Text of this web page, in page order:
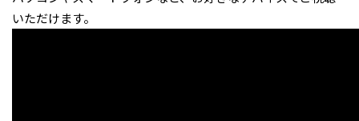
いただけます。